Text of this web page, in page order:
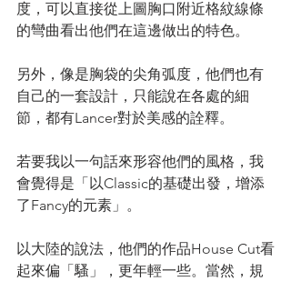
度，可以直接從上圖胸口附近格紋線條
的彎曲看出他們在這邊做出的特色。
另外，像是胸袋的尖角弧度，他們也有
自己的一套設計，只能說在各處的細
節，都有Lancer對於美感的詮釋。
若要我以一句話來形容他們的風格，我
會覺得是「以Classic的基礎出發，增添
了Fancy的元素」。
以大陸的說法，他們的作品House Cut看
起來偏「騷」，更年輕一些。當然，規